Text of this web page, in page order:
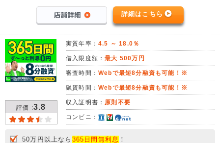
詳細はこちら
評価 :3.8
実質年率： 4.5 ～ 18.0％
借入限度額：最大 500万円
審査時間： Webで最短8分融資も可能！※
融資時間： Webで最短8分融資も可能！※
収入証明書： 原則不要
コンビニ：
50万円以上なら 365日間無利息 ！